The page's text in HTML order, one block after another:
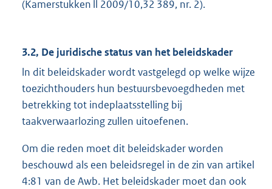
(Kamerstukken ll 2009/10,32 389, nr. 2).
3.2, De juridische status van het beleidskader
ln dit beleidskader wordt vastgelegd op welke wijze
toezichthouders hun bestuursbevoegdheden met
betrekking tot indeplaatsstelling bij
taakverwaarlozing zullen uitoefenen.
Om die reden moet dit beleidskader worden
beschouwd als een beleidsregel in de zin van artikel
4:81 van de Awb. Het beleidskader moet dan ook